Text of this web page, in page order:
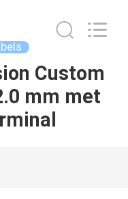
Custom
mm met